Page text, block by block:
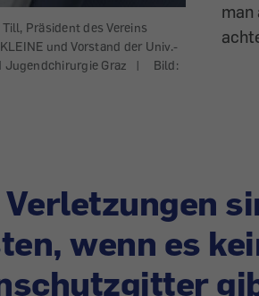
Präsident des Vereins
KLEINE und Vorstand der Univ.-
Graz
|
Bild:
man
wenn es